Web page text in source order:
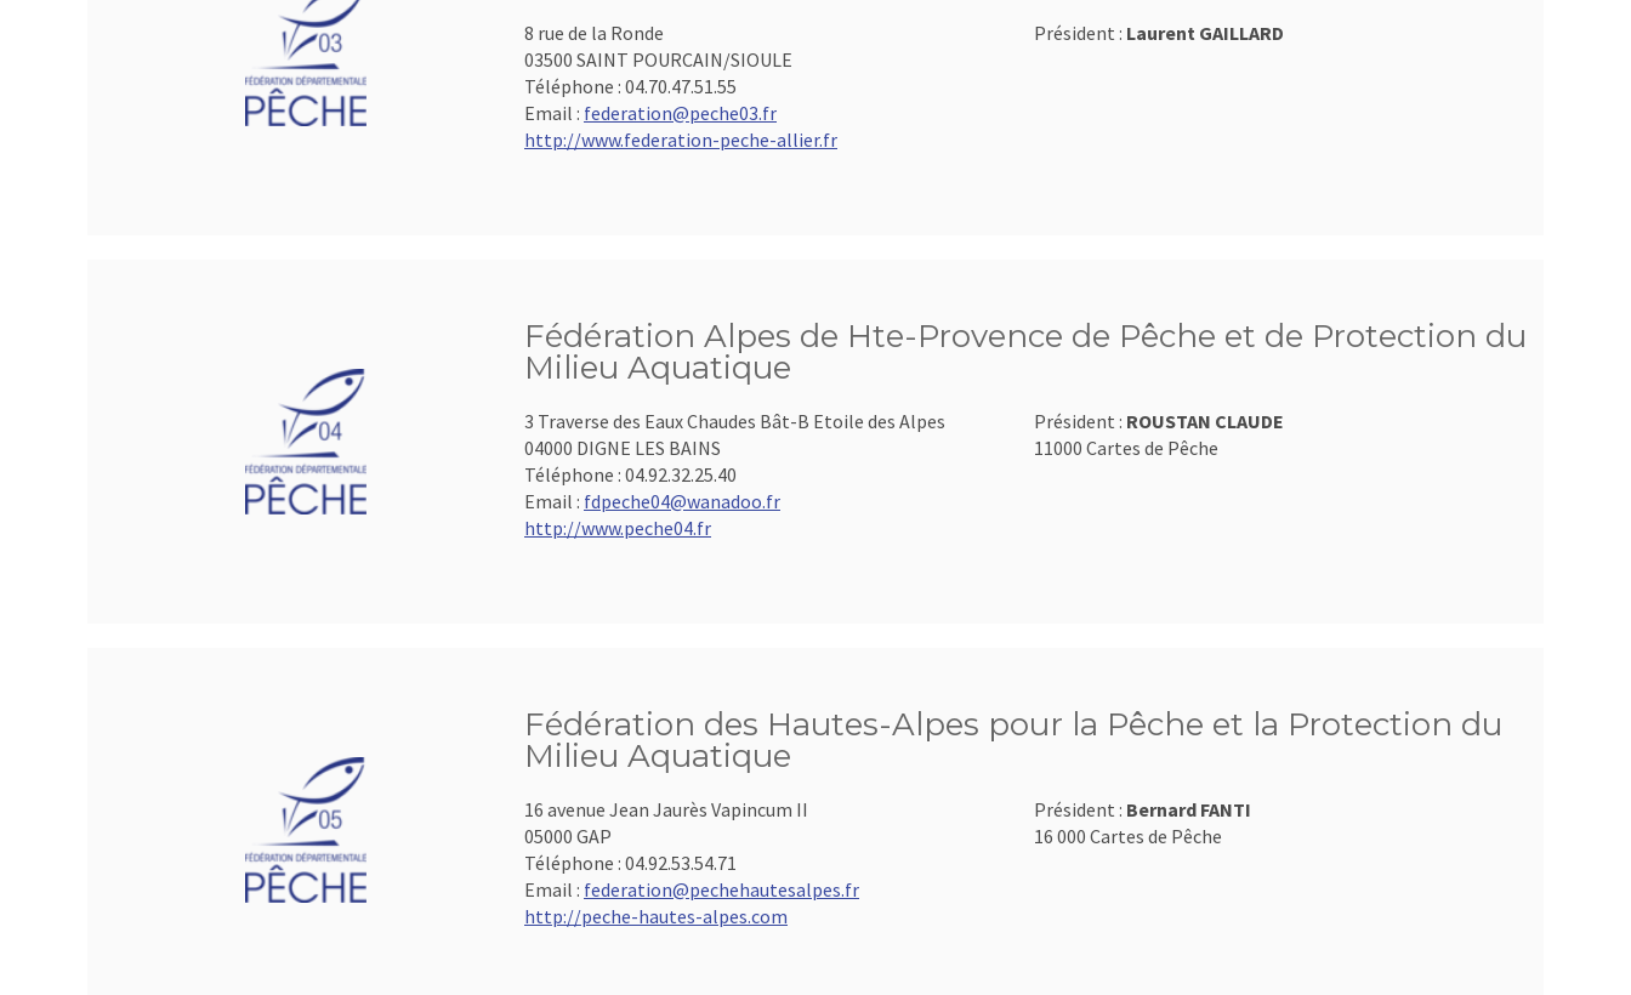
8 rue de la Ronde
03500 SAINT POURCAIN/SIOULE
Téléphone : 04.70.47.51.55
Email : federation@peche03.fr
http://www.federation-peche-allier.fr
Président : Laurent GAILLARD
Fédération Alpes de Hte-Provence de Pêche et de Protection du
Milieu Aquatique
3 Traverse des Eaux Chaudes Bât-B Etoile des Alpes
04000 DIGNE LES BAINS
Téléphone : 04.92.32.25.40
Email : fdpeche04@wanadoo.fr
http://www.peche04.fr
Président : ROUSTAN CLAUDE
11000 Cartes de Pêche
Fédération des Hautes-Alpes pour la Pêche et la Protection du
Milieu Aquatique
16 avenue Jean Jaurès Vapincum II
05000 GAP
Téléphone : 04.92.53.54.71
Email : federation@pechehautesalpes.fr
http://peche-hautes-alpes.com
Président : Bernard FANTI
16 000 Cartes de Pêche